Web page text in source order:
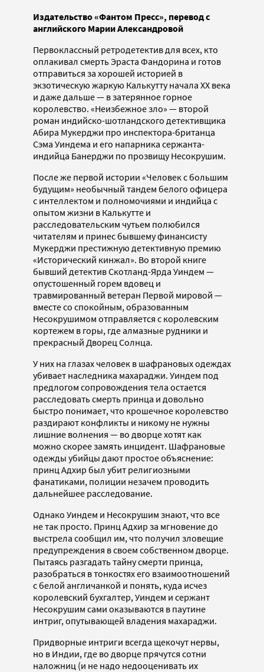
Издательство «Фантом Пресс», перевод с
английского Марии Александровой
Первоклассный ретродетектив для всех, кто
оплакивал смерть Эраста Фандорина и готов
отправиться за хорошей историей в
экзотическую жаркую Калькутту начала ХХ века
и даже дальше — в затерянное горное
королевство. «Неизбежное зло» — второй
роман индийско-шотландского детективщика
Абира Мукерджи про инспектора-британца
Сэма Уиндема и его напарника сержанта-
индийца Банерджи по прозвищу Несокрушим.
После же первой истории «Человек с большим
будущим» необычный тандем белого офицера
с интеллектом и полномочиями и индийца с
опытом жизни в Калькутте и
расследовательским чутьем полюбился
читателям и принес бывшему финансисту
Мукерджи престижную детективную премию
«Исторический кинжал». Во второй книге
бывший детектив Скотланд-Ярда Уиндем —
опустошенный горем вдовец и
травмированный ветеран Первой мировой —
вместе со спокойным, образованным
Несокрушимом отправляется с королевским
кортежем в горы, где алмазные рудники и
прекрасный Дворец Солнца.
У них на глазах человек в шафрановых одеждах
убивает наследника махараджи. Уиндем под
предлогом сопровождения тела остается
расследовать смерть принца и довольно
быстро понимает, что крошечное королевство
раздирают конфликты и никому не нужны
лишние волнения — во дворце хотят как
можно скорее замять инцидент. Шафрановые
одежды убийцы дают простое объяснение:
принц Адхир был убит религиозными
фанатиками, полиции незачем проводить
дальнейшее расследование.
Однако Уиндем и Несокрушим знают, что все
не так просто. Принц Адхир за мгновение до
выстрела сообщил им, что получил зловещие
предупреждения в своем собственном дворце.
Пытаясь разгадать тайну смерти принца,
разобраться в тонкостях его взаимоотношений
с белой англичанкой и понять, куда исчез
королевский бухгалтер, Уиндем и сержант
Несокрушим сами оказываются в паутине
интриг, опутывающей владения махараджи.
Придворные интриги всегда щекочут нервы,
но в Индии, где во дворце прячутся сотни
наложниц (и не надо недооценивать их